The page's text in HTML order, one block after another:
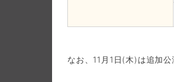
なお、11月1日(木)は追加公